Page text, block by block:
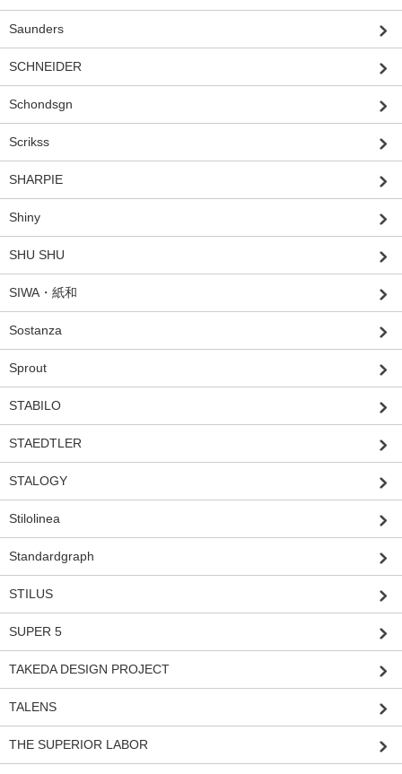
Saunders
SCHNEIDER
Schondsgn
Scrikss
SHARPIE
Shiny
SHU SHU
SIWA・紙和
Sostanza
Sprout
STABILO
STAEDTLER
STALOGY
Stilolinea
Standardgraph
STILUS
SUPER 5
TAKEDA DESIGN PROJECT
TALENS
THE SUPERIOR LABOR